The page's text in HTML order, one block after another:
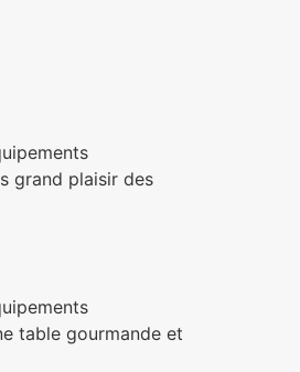
grand plaisir des
table gourmande et